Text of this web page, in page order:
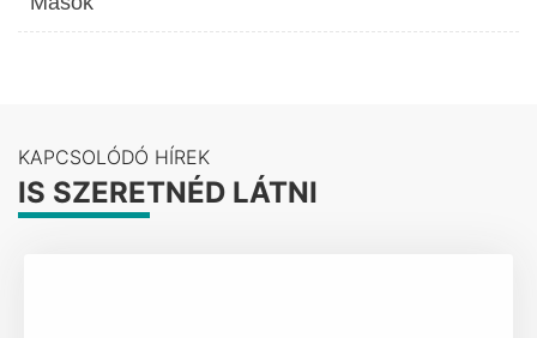
KAPCSOLÓDÓ HÍREK
IS SZERETNÉD LÁTNI